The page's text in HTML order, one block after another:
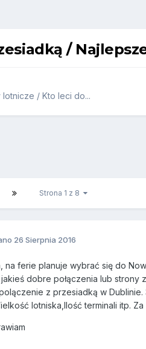
/
lotnicze / Kto leci do...
Strona 1 z 8
26 Sierpnia 2016
na ferie planuje wybrać się do
dobre połączenia lub strony
z przesiadką w Dublinie.
lotniska,Ilość terminali itp.